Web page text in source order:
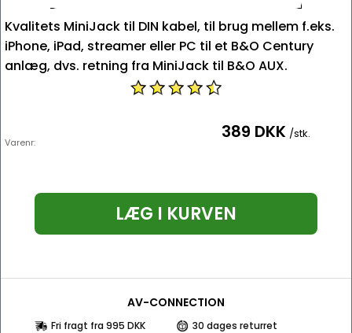
Kvalitets MiniJack til DIN kabel, til brug mellem f.eks.
iPhone, iPad, streamer eller PC til et B&O Century
anlæg, dvs. retning fra MiniJack til B&O AUX.
Varenr: 389 DKK /stk.
LÆG I KURVEN
AV-CONNECTION
Fri fragt fra 995 DKK
30 dages returret